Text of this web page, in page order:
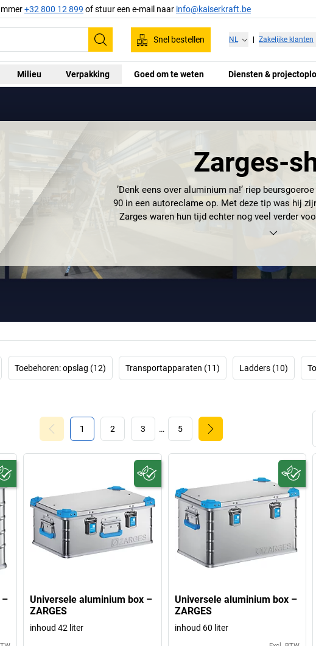
+32 800 12 899 of stuur een e-mail naar info@kaiserkraft.be
Zoeken
Snel bestellen NL Zakelijke klanten
Milieu Verpakking Goed om te weten Diensten &
Zarges-
’Denk eens over aluminium na!’ riep
90 in een autoreclame op. Met deze tip was hij
Zarges waren hun tijd echter nog veel verder
het juiste gevoel en richtten ze het eerste
de toonaangevende ondernemingen in de
stabiliteit, een laag gewicht,
complexe en veeleisende speciale
competent gepland en
Toebehoren: opslag (12) Transportapparaten (11) Ladders (10)
1 2 3 … 5
–
Universele aluminium box –
ZARGES
inhoud 42 liter
Universele aluminium box –
ZARGES
inhoud 60 liter